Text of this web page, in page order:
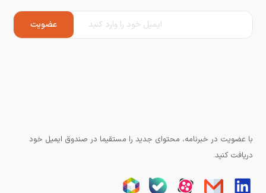
با عضویت در خبرنامه، محتوای جدید را مستقیما در صندوق ایمیل خود
دریافت کنید.